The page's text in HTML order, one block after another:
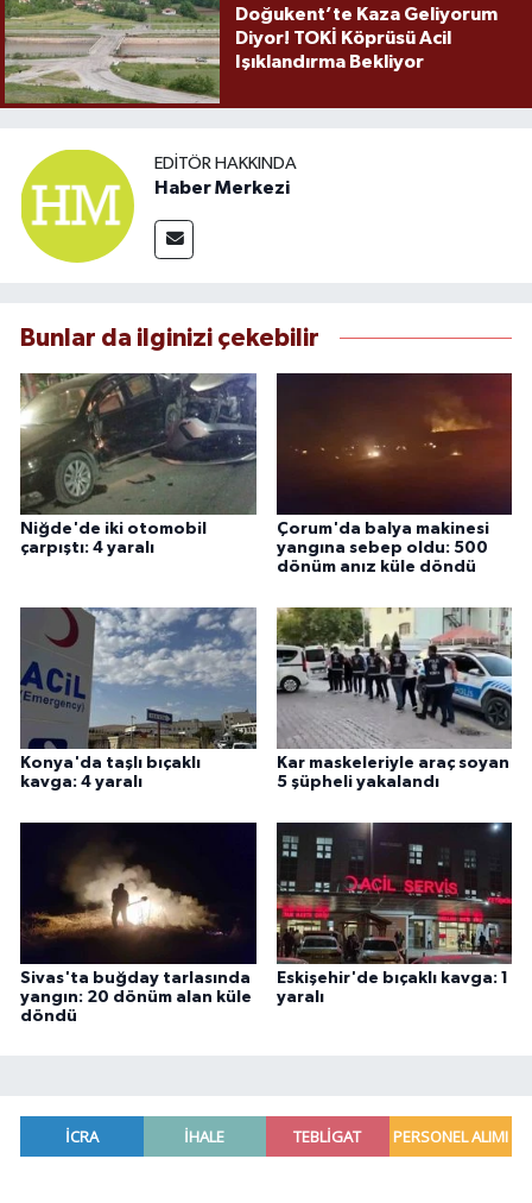
Doğukent’te Kaza Geliyorum
Diyor! TOKİ Köprüsü Acil
Işıklandırma Bekliyor
EDITÖR HAKKINDA
Haber Merkezi
Bunlar da ilginizi çekebilir
Niğde'de iki otomobil
çarpıştı: 4 yaralı
Çorum'da balya makinesi
yangına sebep oldu: 500
dönüm anız küle döndü
Konya'da taşlı bıçaklı
kavga: 4 yaralı
Kar maskeleriyle araç soyan
5 şüpheli yakalandı
Sivas'ta buğday tarlasında
yangın: 20 dönüm alan küle
döndü
Eskişehir'de bıçaklı kavga: 1
yaralı